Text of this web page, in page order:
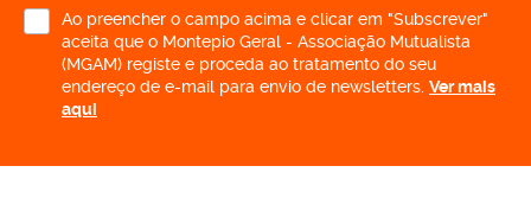
Ao preencher o campo acima e clicar em "Subscrever"
aceita que o Montepio Geral - Associação Mutualista
(MGAM) registe e proceda ao tratamento do seu
endereço de e-mail para envio de newsletters. Ver mais
aqui